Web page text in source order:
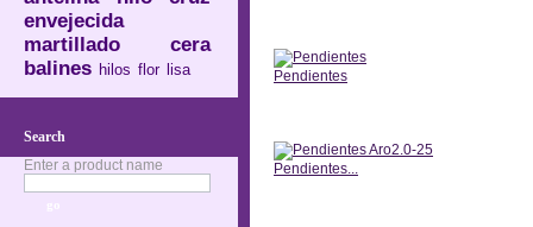
envejecida
martillado
cera
balines hilos flor lisa
Search
Enter a product name
Pendientes
Pendientes...